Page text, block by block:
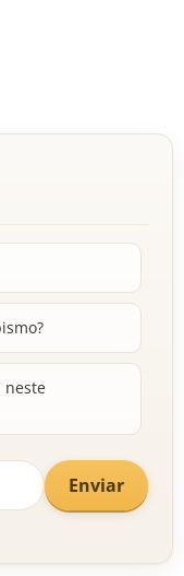
neste
Enviar